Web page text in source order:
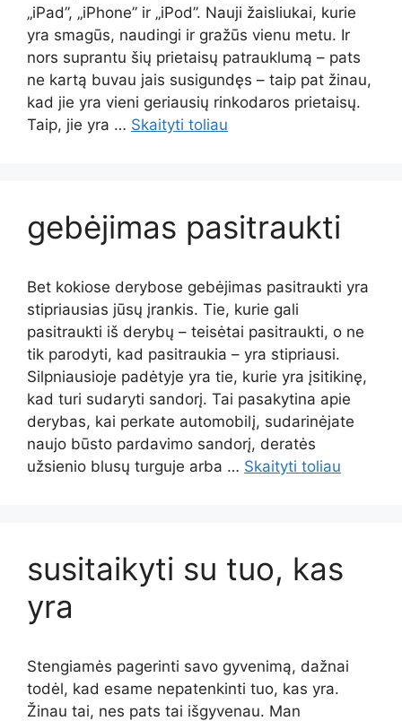
„iPad”, „iPhone” ir „iPod”. Nauji žaisliukai, kurie
yra smagūs, naudingi ir gražūs vienu metu. Ir
nors suprantu šių prietaisų patrauklumą – pats
ne kartą buvau jais susigundęs – taip pat žinau,
kad jie yra vieni geriausių rinkodaros prietaisų.
Taip, jie yra … Skaityti toliau
gebėjimas pasitraukti
Bet kokiose derybose gebėjimas pasitraukti yra
stipriausias jūsų įrankis. Tie, kurie gali
pasitraukti iš derybų – teisėtai pasitraukti, o ne
tik parodyti, kad pasitraukia – yra stipriausi.
Silpniausioje padėtyje yra tie, kurie yra įsitikinę,
kad turi sudaryti sandorį. Tai pasakytina apie
derybas, kai perkate automobilį, sudarinėjate
naujo būsto pardavimo sandorį, deratės
užsienio blusų turguje arba … Skaityti toliau
susitaikyti su tuo, kas
yra
Stengiamės pagerinti savo gyvenimą, dažnai
todėl, kad esame nepatenkinti tuo, kas yra.
Žinau tai, nes pats tai išgyvenau. Man